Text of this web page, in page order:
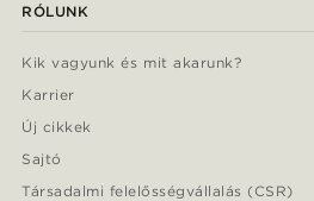
RÓLUNK
Kik vagyunk és mit akarunk?
Karrier
Új cikkek
Sajtó
Társadalmi felelősségvállalás (CSR)